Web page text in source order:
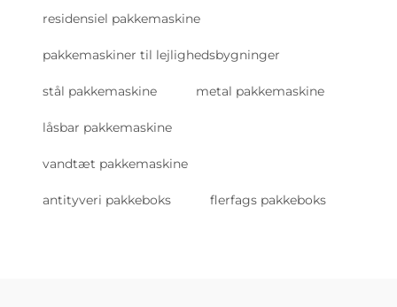
residensiel pakkemaskine
pakkemaskiner til lejlighedsbygninger
stål pakkemaskine metal pakkemaskine
låsbar pakkemaskine
vandtæt pakkemaskine
antityveri pakkeboks flerfags pakkeboks